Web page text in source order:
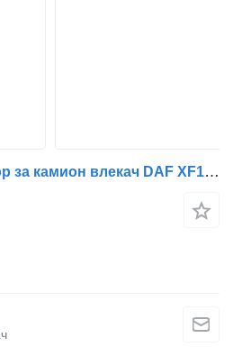
Страничен ретровизор за камион влекач DAF XF105